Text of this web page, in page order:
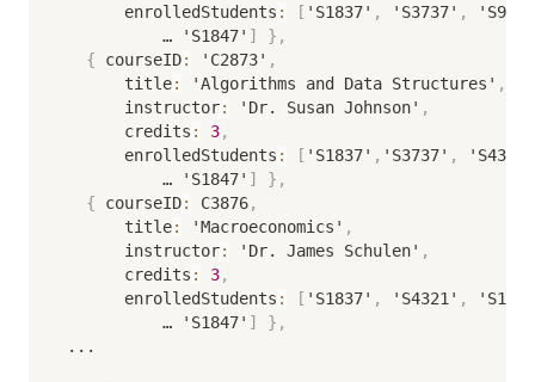
      enrolledStudents
: [ 'S1837' , 'S3737' ,
          … 'S1847'
] } ,
{ courseID: 'C2873' ,
      title
: 'Algorithms and Data Structures' ,
      instructor
: 'Dr. Susan Johnson' ,
      credits
: 3,
      enrolledStudents
: [ 'S1837' , 'S3737' ,
'S4321'
          … 'S1847'
] } ,
{ courseID: C3876,
      title
: 'Macroeconomics' ,
      instructor
: 'Dr. James Schulen' ,
      credits
: 3,
      enrolledStudents
: [ 'S1837' , 'S4321' ,
          … 'S1847'
] } ,
...